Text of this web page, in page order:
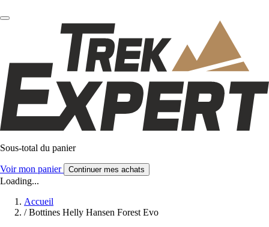
Sous-total du panier
Voir mon panier Continuer mes achats
Loading...
Accueil
/ Bottines Helly Hansen Forest Evo